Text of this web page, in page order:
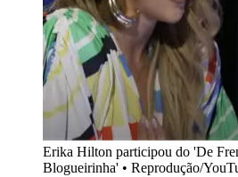
Erika Hilton participou do 'De
Blogueirinha' • Reprodução/